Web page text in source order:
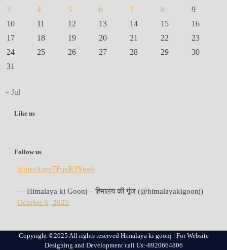
3
4 5 6 7 8
9
10
11 12 13 14 15
16
17
18 19 20 21 22
23
24
25 26 27 28 29
30
31
« Jul
Like us
Follow us
https://t.co/7FqxR3Yoah
— Himalaya ki Goonj – हिमालय की गूंज (@himalayakigoonj)
October 6, 2025
Copyright ©2025 All rights reserved Himalaya ki goonj | For Website
Designing and Development call Us:-8920664806